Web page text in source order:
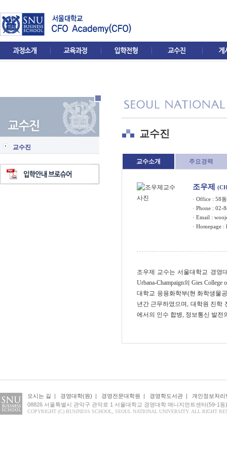
교수진
교수진
교수소개 주요경력
조우제
· Office : 58
· Phone : 02-
· Email :
· Homepage :
조우제 교수는 서울대학교 경영
Urbana-Champaign의 Gies
대학교 응용화학부(현 화학생물
년간 근무하였으며, 대학원 진학
에서의 인수 합병, 정보통신 발전
오시는 길 | 경영대학(원) | 경영전문대학원 | 경영학도서관 | 개인정보처리
08826 서울특별시 관악구 관악로 1 서울대학교 경영대학 매니지먼트센터(59-1
COPYRIGHT (C) BUSINESS SCHOOL, SEOUL NATIONAL UNIVERSITY. ALL RIGHT